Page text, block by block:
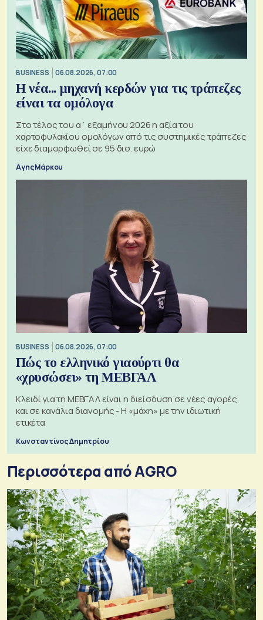
BUSINESS 06.08.2026, 07:00
Η νέα... μηχανή κερδών για τις τράπεζες
είναι τα ομόλογα
Στο τέλος του α΄ εξαμήνου 2026 η αξία του
χαρτοφυλακίου ομολόγων από τις συστημικές τράπεζες
είχε διαμορφωθεί σε 95 δισ. ευρώ
Αγης Μάρκου
BUSINESS 06.08.2026, 07:00
Πώς το ελληνικό γιαούρτι θα
«χρυσώσει» τη ΜΕΒΓΑΛ
Κλειδί για τη ΜΕΒΓΑΛ είναι η διείσδυση σε νέες αγορές
και σε κανάλια διανομής - Η «μάχη» με την ιδιωτική
ετικέτα
Κωνσταντίνος Δημητρίου
Περισσότερα από AGRO